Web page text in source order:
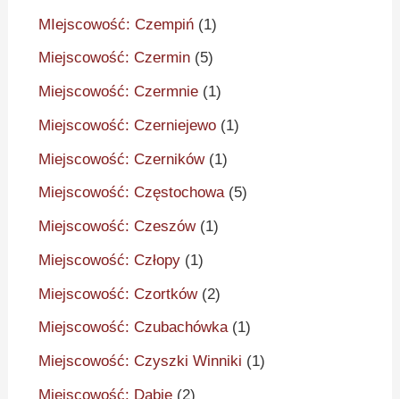
MIejscowość: Czempiń (1)
Miejscowość: Czermin (5)
Miejscowość: Czermnie (1)
Miejscowość: Czerniejewo (1)
Miejscowość: Czerników(1)
Miejscowość: Częstochowa(5)
Miejscowość: Czeszów(1)
Miejscowość: Człopy (1)
Miejscowość: Czortków(2)
Miejscowość: Czubachówka(1)
Miejscowość: Czyszki Winniki (1)
Miejscowość: Dąbie (2)